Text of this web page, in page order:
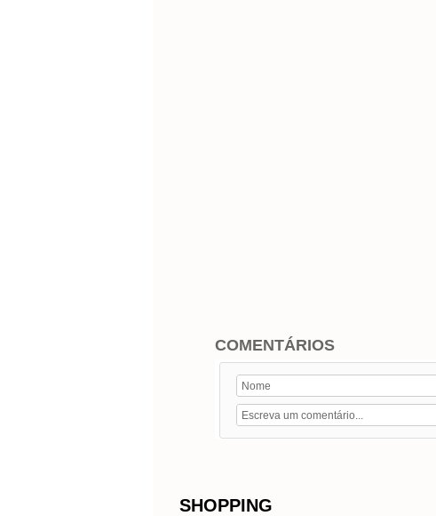
COMENTÁRIOS
SHOPPING